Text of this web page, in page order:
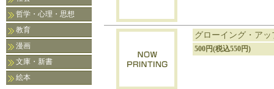
哲学・心理・思想
教育
漫画
文庫・新書
絵本
グローイング・アッ
500円(税込550円)